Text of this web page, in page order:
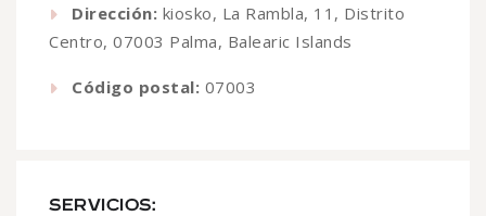
Dirección: kiosko, La Rambla, 11, Distrito
Centro, 07003 Palma, Balearic Islands
Código postal: 07003
SERVICIOS: